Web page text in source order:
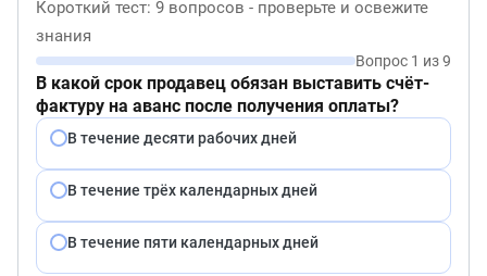
Короткий тест: 9 вопросов - проверьте и освежите
знания
Вопрос 1 из 9
В какой срок продавец обязан выставить счёт-
фактуру на аванс после получения оплаты?
В течение десяти рабочих дней
В течение трёх календарных дней
В течение пяти календарных дней